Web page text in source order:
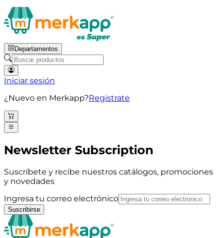
Departamentos
Iniciar sesión
¿Nuevo en Merkapp?Registrate
Newsletter Subscription
Suscríbete y recibe nuestros catálogos, promociones
y novedades
Ingresa tu correo electrónico
Suscribirse